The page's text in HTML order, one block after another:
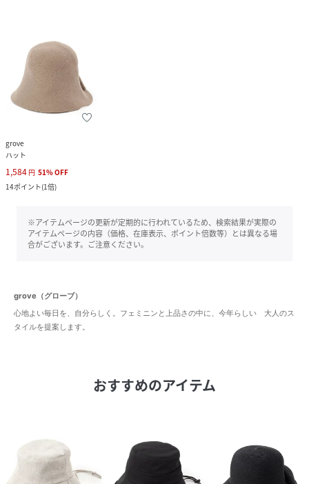
grove
ハット
1,584 円 51%OFF
14ポイント(1倍)
※アイテムページの更新が定期的に行われているため、検索結果が実際の
アイテムページの内容（価格、在庫表示、ポイント倍数等）とは異なる場
合がございます。ご注意ください。
grove（グローブ）
心地よい毎日を、自分らしく。フェミニンと上品さの中に、今年らしい 大人のス
タイルを提案します。
おすすめのアイテム